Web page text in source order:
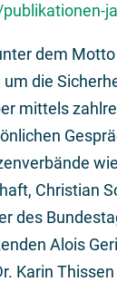
dem
um die
mittels
Christian
des
Alois
Karin